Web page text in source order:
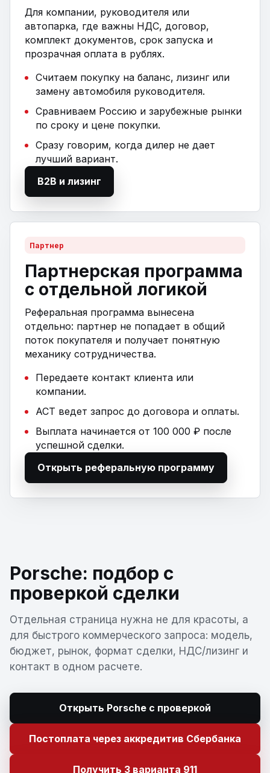
Для компании, руководителя или
автопарка, где важны НДС, договор,
комплект документов, срок запуска и
прозрачная оплата в рублях.
Считаем покупку на баланс, лизинг или
замену автомобиля руководителя.
Сравниваем Россию и зарубежные рынки
по сроку и цене покупки.
Сразу говорим, когда дилер не дает
лучший вариант.
B2B и лизинг
Партнер
Партнерская программа
с отдельной логикой
Реферальная программа вынесена
отдельно: партнер не попадает в общий
поток покупателя и получает понятную
механику сотрудничества.
Передаете контакт клиента или
компании.
АСТ ведет запрос до договора и оплаты.
Выплата начинается от 100 000 ₽ после
успешной сделки.
Открыть реферальную программу
Porsche: подбор с
проверкой сделки
Отдельная страница нужна не для красоты, а
для быстрого коммерческого запроса: модель,
бюджет, рынок, формат сделки, НДС/лизинг и
контакт в одном расчете.
Открыть Porsche с проверкой
Постоплата через аккредитив Сбербанка
Получить 3 варианта 911